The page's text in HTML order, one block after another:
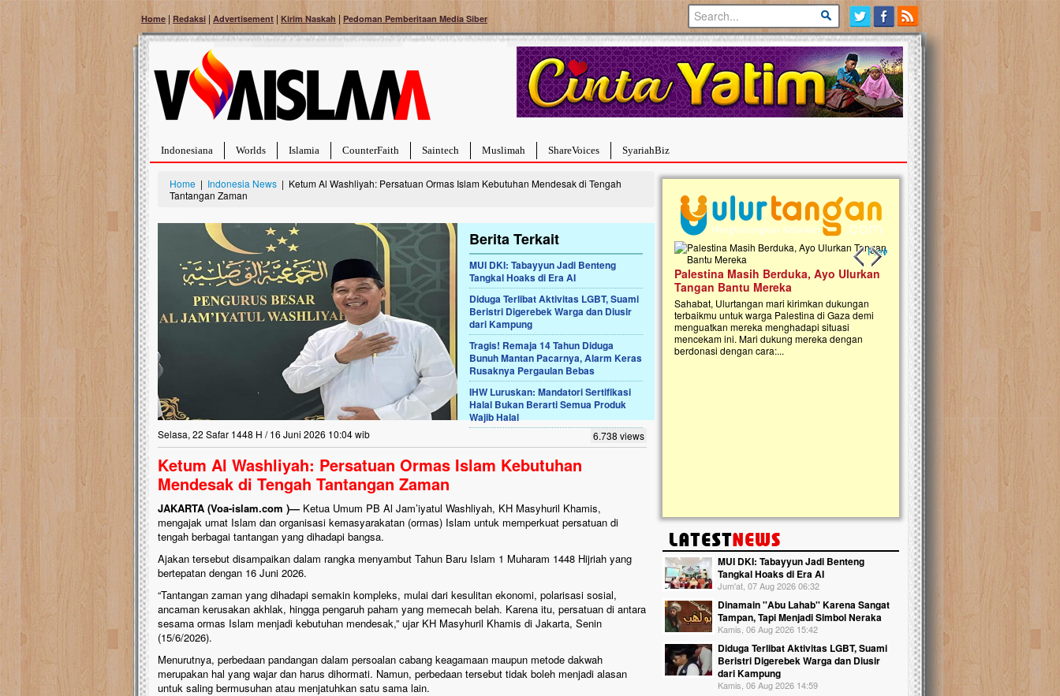
Home | Redaksi | Advertisement | Kirim Naskah | Pedoman Pemberitaan Media Siber
Indonesiana Worlds Islamia CounterFaith Saintech Muslimah ShareVoices SyariahBiz
Home | Indonesia News | Ketum Al Washliyah: Persatuan Ormas Islam Kebutuhan Mendesak di Tengah
Tantangan Zaman
Berita Terkait
MUI DKI: Tabayyun Jadi Benteng
Tangkal Hoaks di Era AI
Diduga Terlibat Aktivitas LGBT, Suami
Beristri Digerebek Warga dan Diusir
dari Kampung
Tragis! Remaja 14 Tahun Diduga
Bunuh Mantan Pacarnya, Alarm Keras
Rusaknya Pergaulan Bebas
IHW Luruskan: Mandatori Sertifikasi
Halal Bukan Berarti Semua Produk
Wajib Halal
Selasa, 22 Safar 1448 H / 16 Juni 2026 10:04 wib 6.738 views
Ketum Al Washliyah: Persatuan Ormas Islam Kebutuhan
Mendesak di Tengah Tantangan Zaman
JAKARTA (Voa-islam.com )— Ketua Umum PB Al Jam’iyatul Washliyah, KH Masyhuril Khamis,
mengajak umat Islam dan organisasi kemasyarakatan (ormas) Islam untuk memperkuat persatuan di
tengah berbagai tantangan yang dihadapi bangsa.
Ajakan tersebut disampaikan dalam rangka menyambut Tahun Baru Islam 1 Muharam 1448 Hijriah yang
bertepatan dengan 16 Juni 2026.
“Tantangan zaman yang dihadapi semakin kompleks, mulai dari kesulitan ekonomi, polarisasi sosial,
ancaman kerusakan akhlak, hingga pengaruh paham yang memecah belah. Karena itu, persatuan di antara
sesama ormas Islam menjadi kebutuhan mendesak,” ujar KH Masyhuril Khamis di Jakarta, Senin
(15/6/2026).
Menurutnya, perbedaan pandangan dalam persoalan cabang keagamaan maupun metode dakwah
merupakan hal yang wajar dan harus dihormati. Namun, perbedaan tersebut tidak boleh menjadi alasan
untuk saling bermusuhan atau menjatuhkan satu sama lain.
Previous slide
Next slide
Bantu Naura, Balita Hebat Sembuh Dari
Tumor Pembuluh Darah
Hidup Naura Salsabila dipenuhi dengan
rintangan yang sangat berat. Meskipun baru
berusia sepuluh bulan, bayi yang imut ini harus
menghadapi penyakit yang dahsyat, yaitu tumor
pembuluh darah berukuran...
Lima Tahun Mangkrak, Masjid di
Pelosok ini Mengenaskan. Ayo Bantu.!!
Nasib masjid di Kampung Cilumbu ini sungguh
mengenaskan. Lima tahun mangkrak, kini nyaris
hujan....
Palestina Masih Berduka, Ayo Ulurkan
Tangan Bantu Mereka
Sahabat, Ulurtangan mari kirimkan dukungan
terbaikmu untuk warga Palestina di Gaza demi
menguatkan mereka menghadapi situasi
mencekam ini. Mari dukung mereka dengan
berdonasi dengan cara:...
Open Donasi Wakaf Pembangunan
Rumah Qur'an & TK Islam Terpadu An
Najjah di Jonggol
Saat ini, Ulurtangan bersama Yayasan An
Najjahtul Islam Jonggol sedang merintis
pembangunan Rumah Qur’an dan Taman Kanak-
Ulurtangan Bersama PDUI Kota
Safari Wakaf Qur'an dan Tebar
Sembako ke Pelosok Negeri
Mari bergabung dalam memperkuat
kebaikan di pelosok negeri dengan
Qur'an. Jangan ragu untuk menjadi
kebaikan ini. Abadikan harta dengan
Qur'an dan saksikan...
MUI DKI: Tabayyun Jadi Benteng
Tangkal Hoaks di Era AI
Jum'at, 07 Aug 2026 06:32
Dinamain ''Abu Lahab'' Karena Sangat
Tampan, Tapi Menjadi Simbol Neraka
Kamis, 06 Aug 2026 15:42
Diduga Terlibat Aktivitas LGBT, Suami
Beristri Digerebek Warga dan Diusir
dari Kampung
Kamis, 06 Aug 2026 14:59